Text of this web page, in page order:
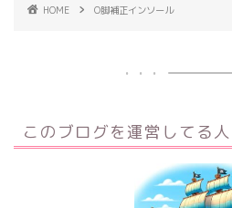
HOME O脚補正インソール
このブログを運営してる人